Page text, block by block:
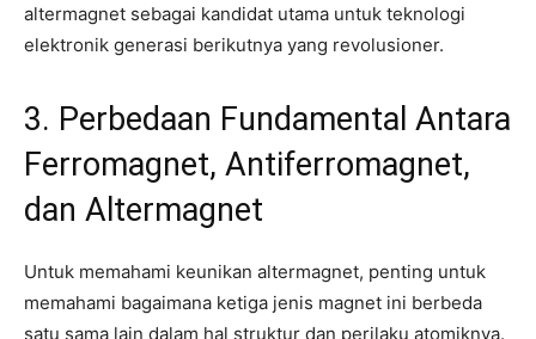
altermagnet sebagai kandidat utama untuk teknologi
elektronik generasi berikutnya yang revolusioner.
3. Perbedaan Fundamental Antara
Ferromagnet, Antiferromagnet,
dan Altermagnet
Untuk memahami keunikan altermagnet, penting untuk
memahami bagaimana ketiga jenis magnet ini berbeda
satu sama lain dalam hal struktur dan perilaku atomiknya.